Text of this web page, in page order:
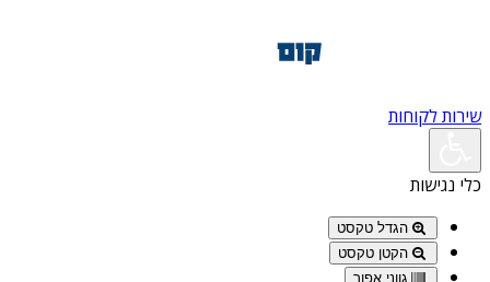
שירות לקוחות
כלי נגישות
הגדל טקסט
הקטן טקסט
גווני אפור